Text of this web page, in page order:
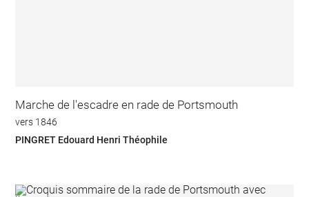
Marche de l'escadre en rade de Portsmouth
vers 1846
PINGRET Edouard Henri Théophile